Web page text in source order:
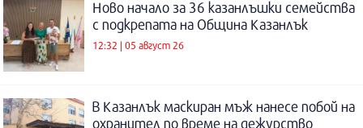
Ново начало за 36 казанлъшки семейства
с подкрепата на Община Казанлък
12:32 | 05 август 26
В Казанлък маскиран мъж нанесе побой на
охранител по време на дежурство